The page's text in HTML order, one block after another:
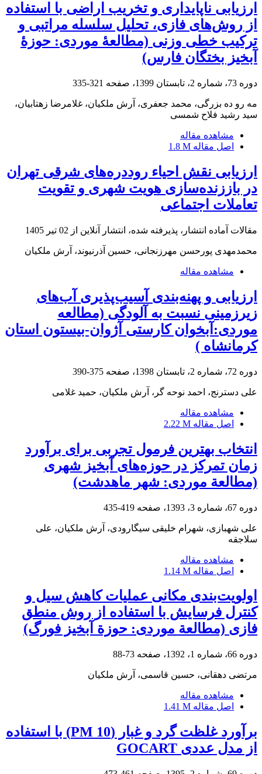
ارزیابی ناپایداری و تخریب اراضی با استفاده
از روش‌های فازی، تحلیل سلسله مراتبی و
ترکیب خطی وزنی (مطالعۀ موردی: حوزۀ
آبخیز بختگان فارس)
دوره 73، شماره 2، تابستان 1399، صفحه 321-335
مه رو ده بزرگی، محمد جعفری، آرش ملکیان، غلامرضا زهتابیان،
سید رشید فلاح شمسی
مشاهده مقاله
اصل مقاله 1.8 M
ارزیابی نقش احیاء روددره‌های شرقی تهران
در باززنده‌سازی هویت شهری و تقویت
تعاملات اجتماعی
مقالات آماده انتشار، پذیرفته شده، انتشار آنلاین از 02 تیر 1405
محمدمهدی پورحسن مهرزنجانی، حسین آذرنیوند، آرش ملکیان
مشاهده مقاله
ارزیابی و پهنه‌بندی آسیب‌پذیری آب‌های
زیرزمینی نسبت به آلودگی (مطالعه
موردی:آبخوان کارستی آژوان-بیستون استان
کرمانشاه )
دوره 72، شماره 2، تابستان 1398، صفحه 375-390
علی دسترنج، احمد نوحه گر، آرش ملکیان، حمید غلامی
مشاهده مقاله
اصل مقاله 2.22 M
انتخاب بهترین فرمول تجربی برای برآورد
زمان تمرکز در حوزه‌های آبخیز شهری
(مطالعة موردی: شهر ماهدشت)
دوره 67، شماره 3، 1393، صفحه 419-435
علی شهبازی، شهرام خلیقی سیگارودی، آرش ملکیان، علی
سلاجقه
مشاهده مقاله
اصل مقاله 1.14 M
اولویت‌بندی مکانی عملیات کاهش سیل و
کنترل فرسایش با استفاده از روش منطق
فازی (مطالعة موردی: حوزة آبخیز فورگ)
دوره 66، شماره 1، 1392، صفحه 73-88
مرتضی دهقانی، حسین قاسمی، آرش ملکیان
مشاهده مقاله
اصل مقاله 1.41 M
برآورد غلظت گرد و غبار (PM 10) با استفاده
از مدل عددی GOCART